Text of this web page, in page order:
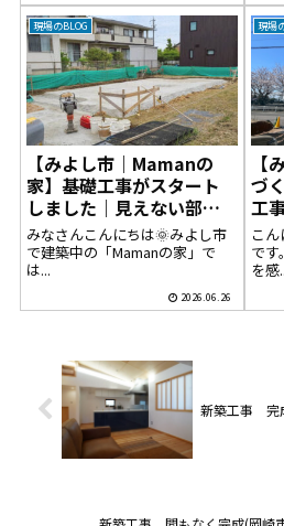
現場のBLOG
【みよし市｜Mamanの
家】基礎工事がスタート
しました｜見えない部分
にこそこだわる安心の家
づくり
みなさんこんにちは🌞みよし市
で建築中の「Mamanの家」で
は...
2026.06.26
現場
【
づ
工
こ
で
を感
新築工事 完